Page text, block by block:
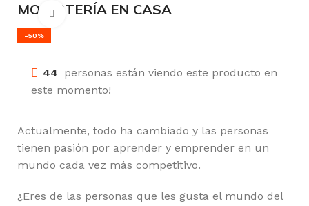
MODISTERÍA EN CASA
-50%
Click para agrandar
44 personas están viendo este producto en
este momento!
Actualmente, todo ha cambiado y las personas
tienen pasión por aprender y emprender en un
mundo cada vez más competitivo.
¿Eres de las personas que les gusta el mundo del